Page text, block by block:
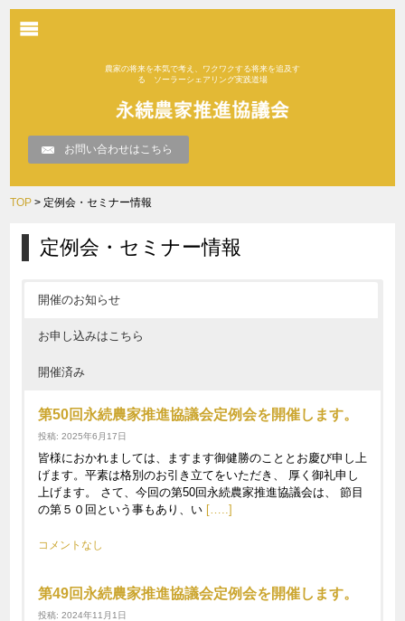
農家の将来を本気で考え、ワクワクする将来を追及す
る ソーラーシェアリング実践道場
お問い合わせはこちら
TOP > 定例会・セミナー情報
定例会・セミナー情報
開催のお知らせ
お申し込みはこちら
開催済み
第50回永続農家推進協議会定例会を開催します。
投稿: 2025年6月17日
皆様におかれましては、ますます御健勝のこととお慶び申し上
げます。平素は格別のお引き立てをいただき、 厚く御礼申し
上げます。 さて、今回の第50回永続農家推進協議会は、 節目
の第５０回という事もあり、い[…..]
コメントなし
第49回永続農家推進協議会定例会を開催します。
投稿: 2024年11月1日